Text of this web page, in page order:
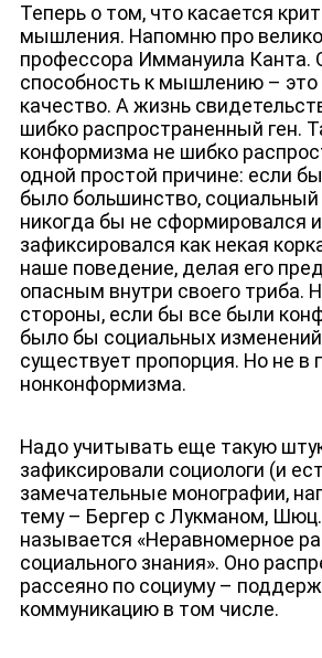
Теперь о том, что касается
мышления. Напомню про
профессора Иммануила Канта.
способность к мышлению –
качество. А жизнь
шибко распространенный ген.
конформизма не шибко
одной простой причине: если
было большинство,
никогда бы не сформировался
зафиксировался как некая
наше поведение, делая его
опасным внутри своего триба.
стороны, если бы все были
было бы социальных
существует пропорция. Но не в
нонконформизма.
Надо учитывать еще такую
зафиксировали социологи (и
замечательные монографии,
тему – Бергер с Лукманом,
называется «Неравномерное
социального знания». Оно
рассеяно по социуму –
коммуникацию в том числе.